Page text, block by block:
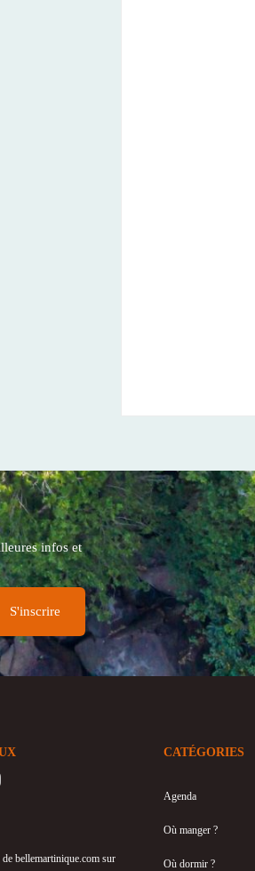
infos et
bellemartinique.com sur
CATÉGORIES
Agenda
Où manger ?
Où dormir ?